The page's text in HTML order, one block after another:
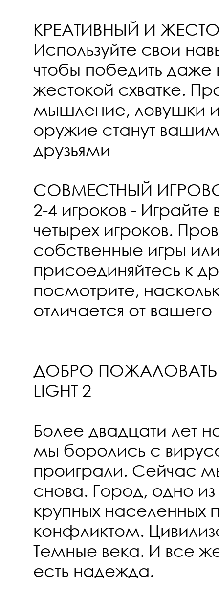
КРЕАТИВНЫЙ И
Используйте свои
чтобы победить
жестокой схватке.
мышление, ловушки
оружие станут
друзьями
СОВМЕСТНЫЙ
2-4 игроков - Играйте
четырех игроков.
собственные игры
присоединяйтесь к
посмотрите,
отличается от вашего
ДОБРО ПОЖАЛОВАТЬ
LIGHT 2
Более двадцати лет
мы боролись с
проиграли. Сейчас
снова. Город, одно
крупных населенных
конфликтом.
Темные века. И все
есть надежда.